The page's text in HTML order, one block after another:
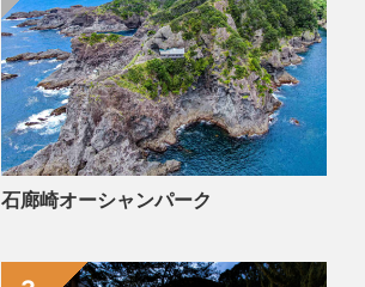
石廊崎オーシャンパーク